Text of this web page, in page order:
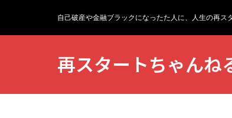
自己破産や金融ブラックになったた人に、人生の再ス
再スタートちゃんね